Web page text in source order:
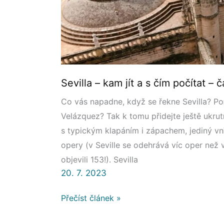
Sevilla – kam jít a s čím počítat –
Co vás napadne, když se řekne Sevilla?
Velázquez? Tak k tomu přidejte ještě
s typickým klapáním i zápachem, jediný
opery (v Seville se odehrává víc oper
objevili 153!). Sevilla
20. 7. 2023
I.
Přečíst článek »